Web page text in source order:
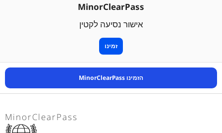
MinorClearPass
אישור נסיעה לקטין
זמינו
הזמינו MinorClearPass
MinorClearPass